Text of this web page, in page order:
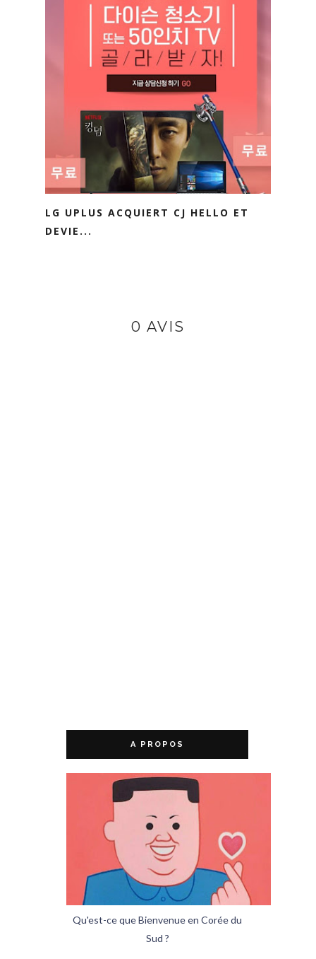
LG UPLUS ACQUIERT CJ HELLO ET
DEVIE...
0 AVIS
A PROPOS
Qu'est-ce que Bienvenue en Corée du
Sud ?